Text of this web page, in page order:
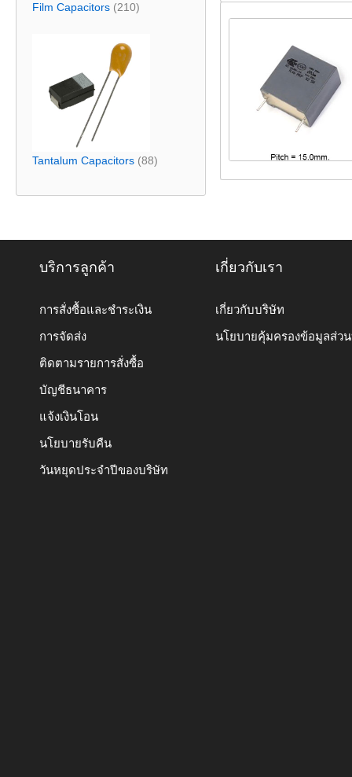
Film Capacitors (210)
Tantalum Capacitors (88)
บริการลูกค้า
การสั่งซื้อและชำระเงิน
การจัดส่ง
ติดตามรายการสั่งซื้อ
บัญชีธนาคาร
แจ้งเงินโอน
นโยบายรับคืน
วันหยุดประจำปีของบริษัท
เกี่ยวกับเรา
เกี่ยวกับบริษัท
นโยบายคุ้มครองข้อมูลส่ว